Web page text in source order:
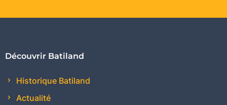
Découvrir Batiland
Historique Batiland
Actualité